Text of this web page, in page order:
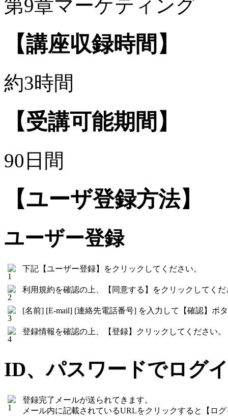
第9章マーケティング
【講座収録時間】
約3時間
【受講可能期間】
90日間
【ユーザ登録方法】
ユーザー登録
下記【ユーザー登録】をクリックしてください。
利用規約を確認の上、【同意する】をクリックしてくだ
[名前] [E-mail] [連絡先電話番号] を入力して【確認】ボ
登録情報を確認の上、【登録】クリックしてください。
ID、パスワードでログ
登録完了メールが送られてきます。
メール内に記載されているURLをクリックすると【ロ